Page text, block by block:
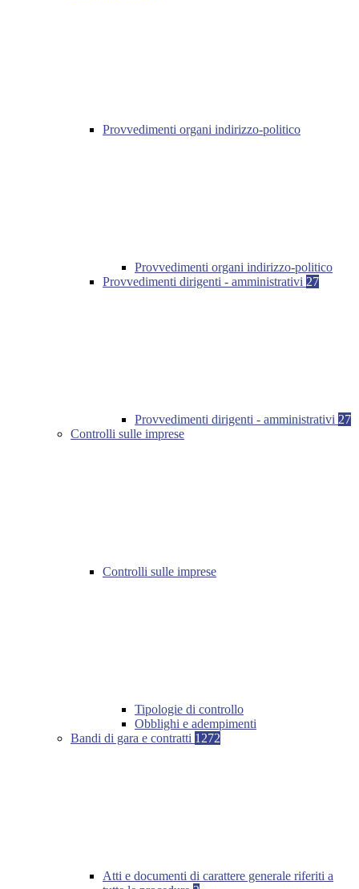
Provvedimenti organi indirizzo-politico
Provvedimenti organi indirizzo-politico
Provvedimenti dirigenti - amministrativi 27
Provvedimenti dirigenti - amministrativi 27
Controlli sulle imprese
Controlli sulle imprese
Tipologie di controllo
Obblighi e adempimenti
Bandi di gara e contratti 1272
Atti e documenti di carattere generale riferiti a